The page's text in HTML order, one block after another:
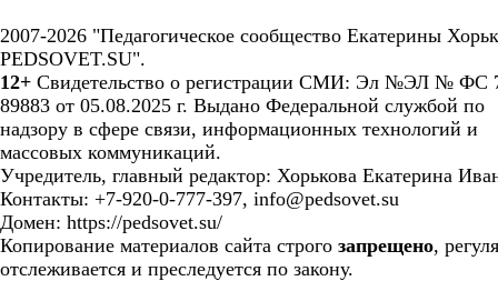
2007-2026 "Педагогическое сообщество Екатерины
PEDSOVET.SU".
12+ Свидетельство о регистрации СМИ: Эл №ЭЛ № ФС
89883 от 05.08.2025 г. Выдано Федеральной службой по
надзору в сфере связи, информационных технологий и
массовых коммуникаций.
Учредитель, главный редактор: Хорькова Екатерина
Контакты: +7-920-0-777-397, info@pedsovet.su
Домен: https://pedsovet.su/
Копирование материалов сайта строго запрещено,
отслеживается и преследуется по закону.